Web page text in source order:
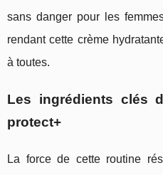
sans danger pour les
rendant cette crème
à toutes.
Les ingrédients clés
protect+
La force de cette routine